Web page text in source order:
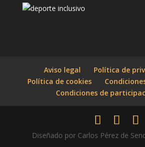
Aviso legal
Política de
Política de cookies
Condiciones de
Diseñado por Carlos Pérez de